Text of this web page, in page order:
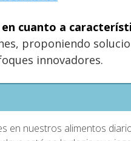
cuanto a
proponiendo
innovadores.
en nuestros alimentos